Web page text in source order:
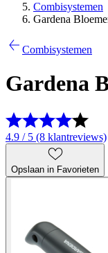
Combisystemen
Gardena
Combisystemen
Gardena
4.9 / 5 (8 klantreviews)
Opslaan in Favorieten